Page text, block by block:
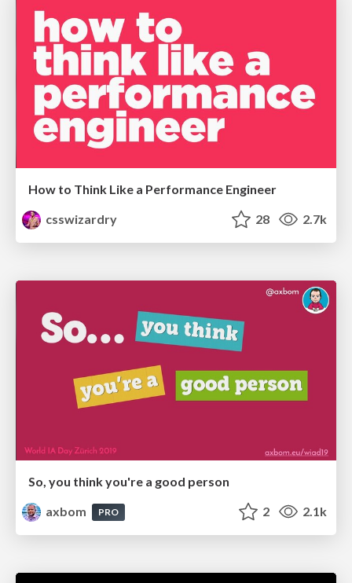
How to Think Like a Performance Engineer
csswizardry
28 2.7k
So, you think you're a good person
axbom
PRO 2 2.1k